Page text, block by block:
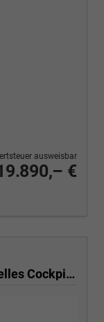
€
ausweisbar
130 Jahre 1.0 MPI 80 PS-Virtuelles Cockpit-AppleCarplay-Android-Auto-LED-Klima-Tempomat-Rückfahrkamera-DAB-SHZ-15" Alu-sofort